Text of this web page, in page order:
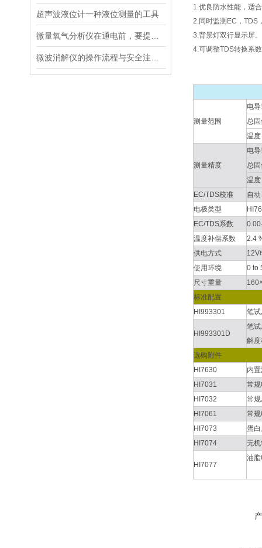
超声波液位计一种液位测量的工具
1.优良防水性能，适
2.同时监测EC，TDS
3.背景灯双行显示屏。
4.可调整TDS转换系
测量范围
电
总
温度
测量精度
电
总
温度
EC/TDS校准
自
电极类型
EC/TDS系数
温度补偿系数
2.4
供电方式
12V
使用环境
0 to
尺寸重量
标准配置
HI993301
笔
HI993301D
笔
解
选购附件
HI7630
内
HI7031
常
HI7032
常
HI7061
常
HI7073
蛋
HI7074
无
HI7077
油